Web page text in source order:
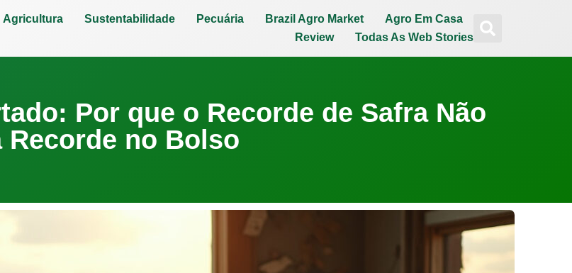
Agricultura Sustentabilidade Pecuária Brazil Agro Market
Agro Em Casa
Review
Todas As Web Stories
Por que o Recorde de Safra Não
Recorde no Bolso